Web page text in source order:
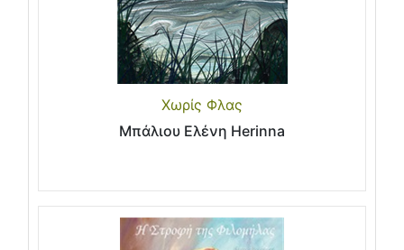
Χωρίς Φλας
Μπάλιου Ελένη Herinna